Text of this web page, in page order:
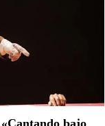
bajo